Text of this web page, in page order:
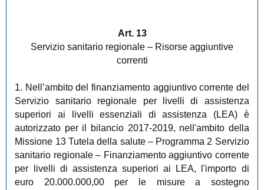
Art. 13
Servizio sanitario regionale – Risorse aggiuntive
correnti
1. Nell’ambito del finanziamento aggiuntivo corrente del
Servizio sanitario regionale per livelli di assistenza
superiori ai livelli essenziali di assistenza (LEA) è
autorizzato per il bilancio 2017-2019, nell'ambito della
Missione 13 Tutela della salute – Programma 2 Servizio
sanitario regionale – Finanziamento aggiuntivo corrente
per livelli di assistenza superiori ai LEA, l'importo di
euro 20.000.000,00 per le misure a sostegno